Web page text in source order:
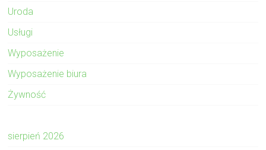
Uroda
Usługi
Wyposażenie
Wyposażenie biura
Żywność
sierpień 2026